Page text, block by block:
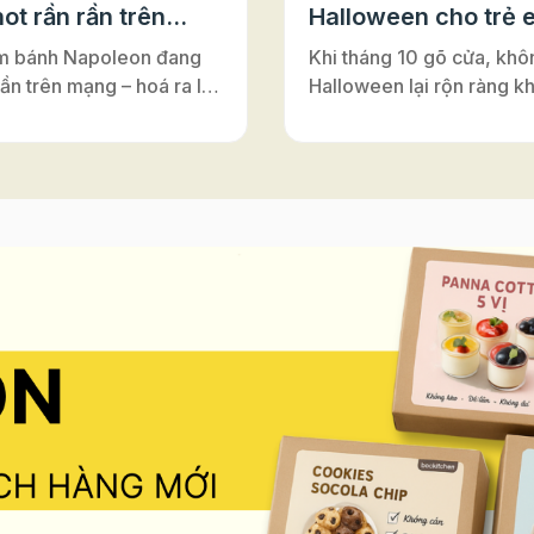
rần rần trên
bánh Napoleon đang
trên mạng – hoá ra lại
sao bánh có tên là
nhiều người thường
nghĩa là “ngàn lớp
Món bánh này được
cảm hứng từ vùng
gâteau napolitain –
kiểu Napoli”. Theo thời
Halloween cho trẻ
Khi tháng 10 gõ cửa,
Halloween lại rộn ràng
Anh cho tới những câu
cùng hóa thân, vui chơi
hoạt động Halloween
vừa an toàn, vừa dễ tổ
những buổi workshop
sẽ là gợi ý tuyệt vời.
mang lại niềm vui khi
sáng tạo, hoạt động làm
còn giúp trẻ rèn luyện
léo, khả năng tập trung
thần làm việc nhóm – tất
diễn ra trong không khí